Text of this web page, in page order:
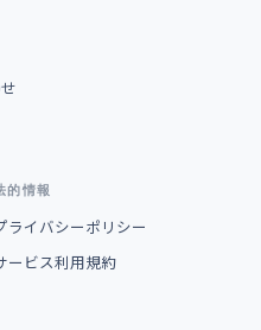
的情報
ライバシーポリシー
ービス利用規約